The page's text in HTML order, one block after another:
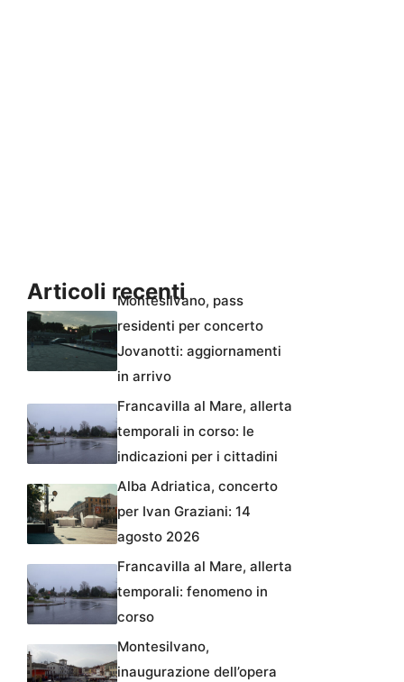
Articoli recenti
Montesilvano, pass
residenti per concerto
Jovanotti: aggiornamenti
in arrivo
Francavilla al Mare, allerta
temporali in corso: le
indicazioni per i cittadini
Alba Adriatica, concerto
per Ivan Graziani: 14
agosto 2026
Francavilla al Mare, allerta
temporali: fenomeno in
corso
Montesilvano,
inaugurazione dell’opera